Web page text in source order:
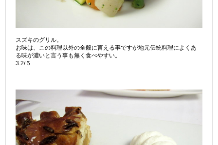
スズキのグリル。
お味は、この料理以外の全般に言える事ですが地元伝統料理によくあ
る味が濃いと言う事も無く食べやすい。
3.2/５